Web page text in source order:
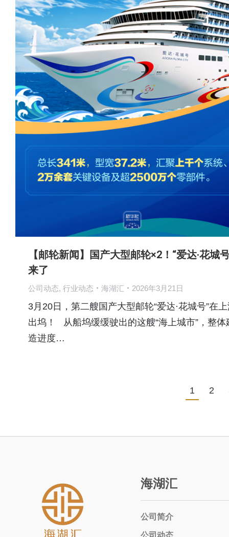
【邮轮新闻】国产大型邮轮×2！“爱达·花城
来了
公司动态, 行业动态 海湖汇 2026年3月21日
3月20日，第二艘国产大型邮轮“爱达·花城号”在
出坞！ 从船坞缓缓驶出的这艘“海上城市”，整体
造进度…
1 2
海湖汇
公司简介
公司动态